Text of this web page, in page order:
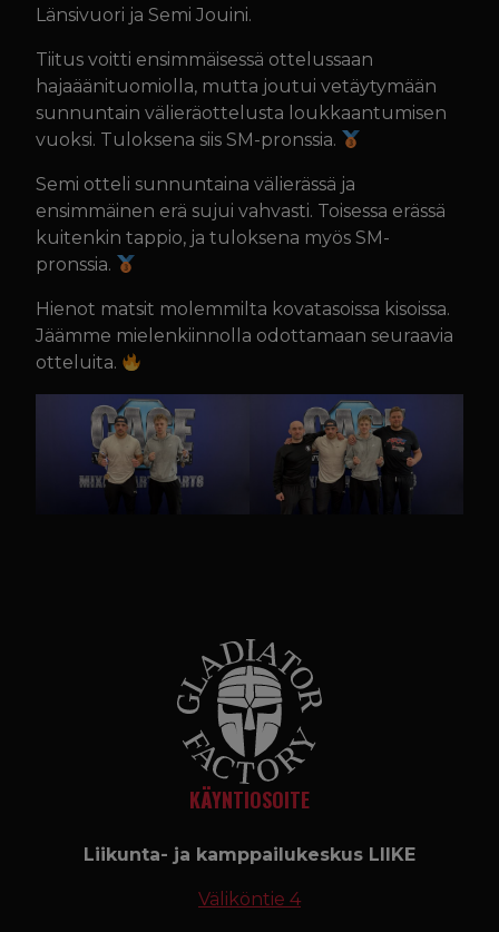
TREENIKALENTERI
Länsivuori ja Semi Jouini.
Tiitus voitti ensimmäisessä ottelussaan
hajaäänituomiolla, mutta joutui vetäytymään
sunnuntain välieräottelusta loukkaantumisen
vuoksi. Tuloksena siis SM-pronssia.
Semi otteli sunnuntaina välierässä ja
ensimmäinen erä sujui vahvasti. Toisessa erässä
kuitenkin tappio, ja tuloksena myös SM-
pronssia.
Hienot matsit molemmilta kovatasoissa kisoissa.
Jäämme mielenkiinnolla odottamaan seuraavia
otteluita.
KÄYNTIOSOITE
Liikunta- ja kamppailukeskus LIIKE
Väliköntie 4